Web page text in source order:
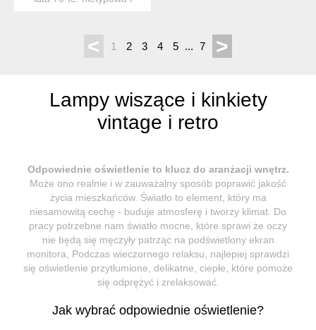
< 1 2 3 4 5 ... 7 >
Lampy wiszące i kinkiety
vintage i retro
Odpowiednie oświetlenie to klucz do aranżacji wnętrz.
Może ono realnie i w zauważalny sposób poprawić jakość
życia mieszkańców. Światło to element, który ma
niesamowitą cechę - buduje atmosferę i tworzy klimat. Do
pracy potrzebne nam światło mocne, które sprawi że oczy
nie będą się męczyły patrząc na podświetlony ekran
monitora, Podczas wieczornego relaksu, najlepiej sprawdzi
się oświetlenie przytłumione, delikatne, ciepłe, które pomoże
się odprężyć i zrelaksować.
Jak wybrać odpowiednie oświetlenie?